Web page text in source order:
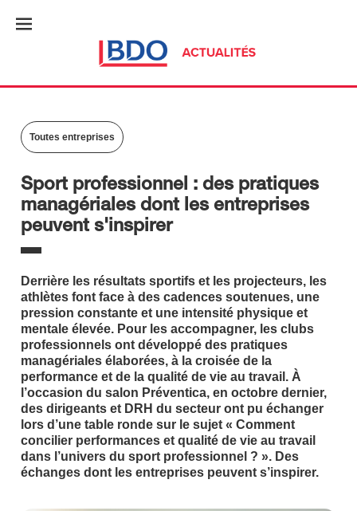
Toutes entreprises
Sport professionnel : des pratiques
managériales dont les entreprises
peuvent s'inspirer
Derrière les résultats sportifs et les projecteurs, les
athlètes font face à des cadences soutenues, une
pression constante et une intensité physique et
mentale élevée. Pour les accompagner, les clubs
professionnels ont développé des pratiques
managériales élaborées, à la croisée de la
performance et de la qualité de vie au travail. À
l’occasion du salon Préventica, en octobre dernier,
des dirigeants et DRH du secteur ont pu échanger
lors d’une table ronde sur le sujet « Comment
concilier performances et qualité de vie au travail
dans l’univers du sport professionnel ? ». Des
échanges dont les entreprises peuvent s’inspirer.